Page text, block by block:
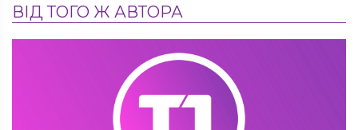
ВІД ТОГО Ж АВТОРА